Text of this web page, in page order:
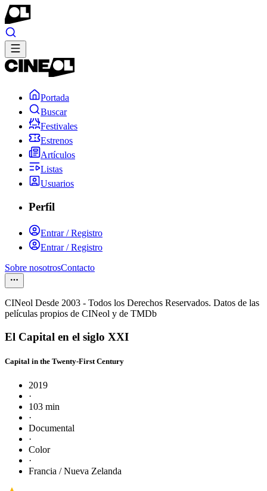
Portada
Buscar
Festivales
Estrenos
Artículos
Listas
Usuarios
Perfil
Entrar / Registro
Entrar / Registro
Sobre nosotrosContacto
CINeol Desde 2003 - Todos los Derechos Reservados. Datos de las
películas propios de CINeol y de TMDb
El Capital en el siglo XXI
Capital in the Twenty-First Century
2019
·
103 min
·
Documental
·
Color
·
Francia / Nueva Zelanda